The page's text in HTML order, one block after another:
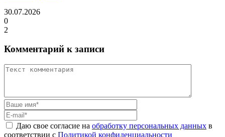
30.07.2026
0
2
Комментарий к записи
Даю свое согласие на обработку персональных данных в
соответствии с Политикой конфиденциальности